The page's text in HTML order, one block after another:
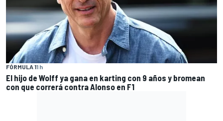
FÓRMULA 11 h
El hijo de Wolff ya gana en karting con 9 años y bromean
con que correrá contra Alonso en F1